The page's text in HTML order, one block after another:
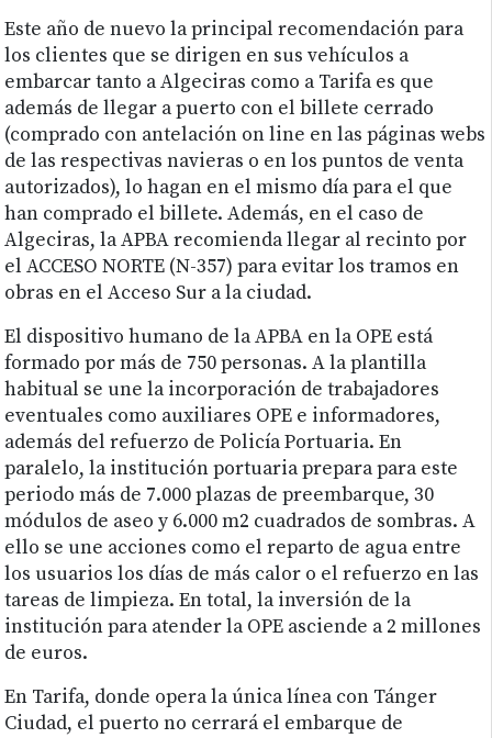
Este año de nuevo la principal recomendación para
los clientes que se dirigen en sus vehículos a
embarcar tanto a Algeciras como a Tarifa es que
además de llegar a puerto con el billete cerrado
(comprado con antelación on line en las páginas webs
de las respectivas navieras o en los puntos de venta
autorizados), lo hagan en el mismo día para el que
han comprado el billete. Además, en el caso de
Algeciras, la APBA recomienda llegar al recinto por
el ACCESO NORTE (N-357) para evitar los tramos en
obras en el Acceso Sur a la ciudad.
El dispositivo humano de la APBA en la OPE está
formado por más de 750 personas. A la plantilla
habitual se une la incorporación de trabajadores
eventuales como auxiliares OPE e informadores,
además del refuerzo de Policía Portuaria. En
paralelo, la institución portuaria prepara para este
periodo más de 7.000 plazas de preembarque, 30
módulos de aseo y 6.000 m2 cuadrados de sombras. A
ello se une acciones como el reparto de agua entre
los usuarios los días de más calor o el refuerzo en las
tareas de limpieza. En total, la inversión de la
institución para atender la OPE asciende a 2 millones
de euros.
En Tarifa, donde opera la única línea con Tánger
Ciudad, el puerto no cerrará el embarque de